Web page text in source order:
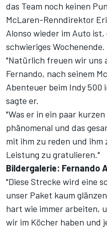
das Team noch keinen
McLaren-Renndirektor
Alonso wieder im Auto
schwieriges Wochenende.
"Natürlich freuen wir uns
Fernando, nach seinem
Abenteuer beim Indy 500
sagte er.
"Was er in ein paar
phänomenal und das
mit ihm zu reden und ihm
Leistung zu gratulieren."
Bildergalerie: Fernando
"Diese Strecke wird eine
unser Paket kaum
hart wie immer arbeiten,
wir im Köcher haben und